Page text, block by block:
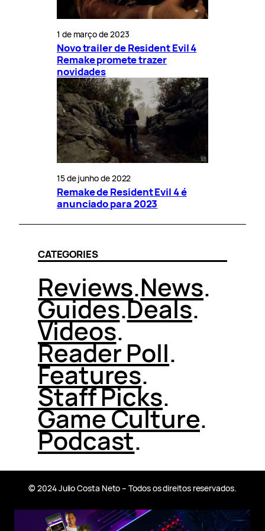
1 de março de 2023
Novo trailer de Resident Evil 4
Remake promete trazer
novidades
15 de junho de 2022
Remake de Resident Evil 4 é
anunciado para 2023
CATEGORIES
Reviews.News.
Guides.Deals.
Videos.
Reader Poll.
Features.
Staff Picks.
Game Culture.
Podcast.
© 2024 Julio Costa Neto – Todos os direitos reservados.